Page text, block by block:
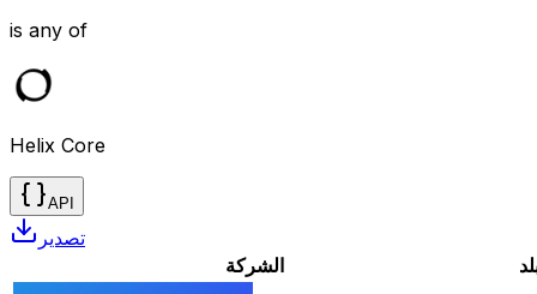
is any of
Helix Core
API
تصدير
الشركة